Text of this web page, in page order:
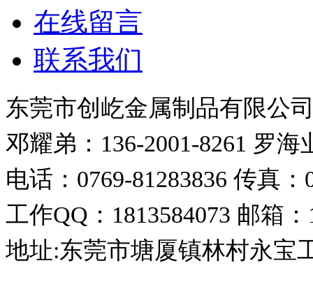
在线留言
联系我们
东莞市创屹金属制品有限公
邓耀弟：136-2001-8261 罗海
电话：0769-81283836 传真：
工作QQ：1813584073 邮箱：
地址:东莞市塘厦镇林村永宝